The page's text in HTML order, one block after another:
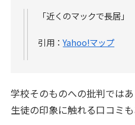
「近くのマックで長居」
引用：Yahoo!マップ
学校そのものへの批判では
生徒の印象に触れる口コミも